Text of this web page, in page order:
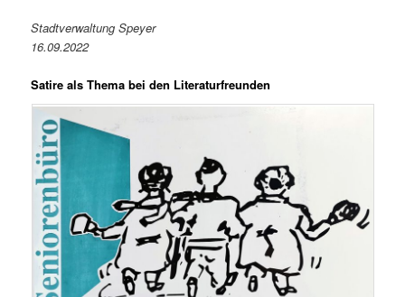
Stadtverwaltung Speyer
16.09.2022
Satire als Thema bei den Literaturfreunden